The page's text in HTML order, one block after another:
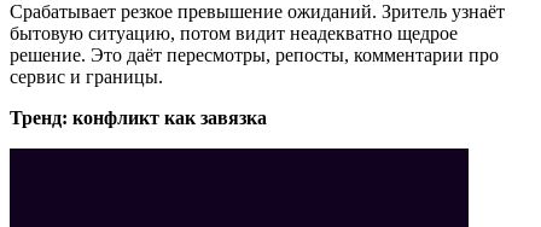
Срабатывает резкое превышение ожиданий. Зритель узнаёт
бытовую ситуацию, потом видит неадекватно щедрое
решение. Это даёт пересмотры, репосты, комментарии про
сервис и границы.
Тренд: конфликт как завязка